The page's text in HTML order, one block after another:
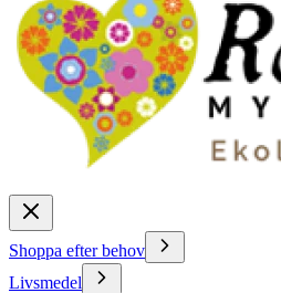
Shoppa efter behov
Livsmedel